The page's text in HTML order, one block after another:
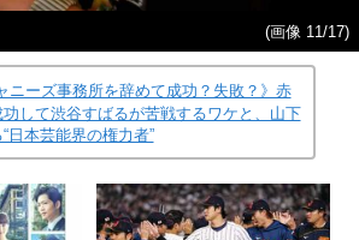
(画像 11/17)
ニーズ事務所を辞めて成功？失敗？》赤
して渋谷すばるが苦戦するワケと、山下
日本芸能界の権力者”